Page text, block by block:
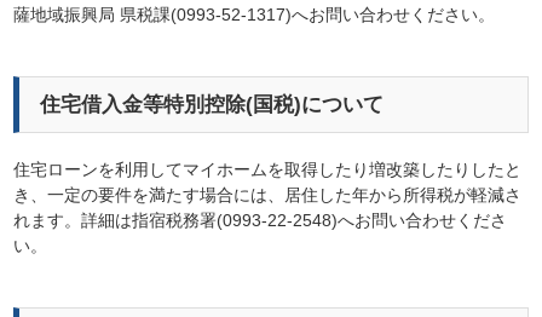
薩地域振興局 県税課(0993-52-1317)へお問い合わせください。
住宅借入金等特別控除(国税)について
住宅ローンを利用してマイホームを取得したり増改築したりしたと
き、一定の要件を満たす場合には、居住した年から所得税が軽減さ
れます。詳細は指宿税務署(0993-22-2548)へお問い合わせくださ
い。